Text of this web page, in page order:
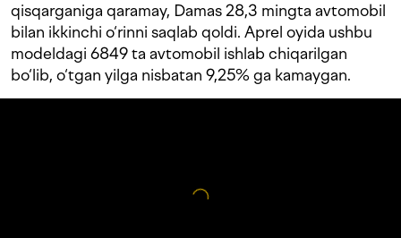
qisqarganiga qaramay, Damas 28,3 mingta avtomobil
bilan ikkinchi o‘rinni saqlab qoldi. Aprel oyida ushbu
modeldagi 6849 ta avtomobil ishlab chiqarilgan
bo‘lib, o‘tgan yilga nisbatan 9,25% ga kamaygan.